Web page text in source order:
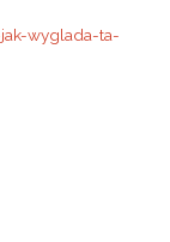
wyglada-ta-